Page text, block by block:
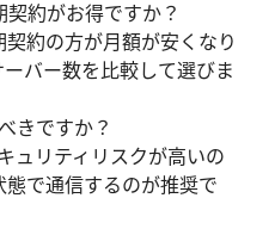
約がお得ですか？
約の方が月額が安くなり
バー数を比較して選びま
きですか？
ュリティリスクが高いの
で通信するのが推奨で